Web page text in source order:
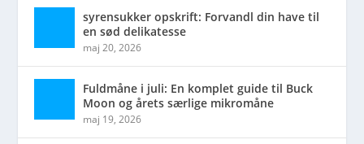
syrensukker opskrift: Forvandl din have til
en sød delikatesse
maj 20, 2026
Fuldmåne i juli: En komplet guide til Buck
Moon og årets særlige mikromåne
maj 19, 2026